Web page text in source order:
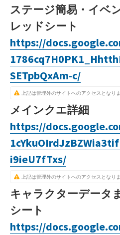
ステージ簡易・イベ
レッドシート
https://
SETpbQxAm-c/
上記は管理外のサイトへのアクセスとなりま
メインクエ詳細
https://
i9ieU7fTxs/
上記は管理外のサイトへのアクセスとなりま
キャラクターデータ
シート
https://